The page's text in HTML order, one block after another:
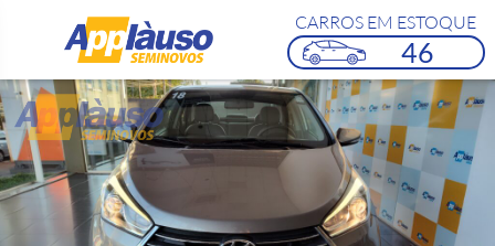
CARROS EM ESTOQUE
46